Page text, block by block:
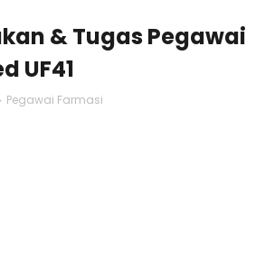
& Tugas Pegawai
UF41
Pegawai Farmasi